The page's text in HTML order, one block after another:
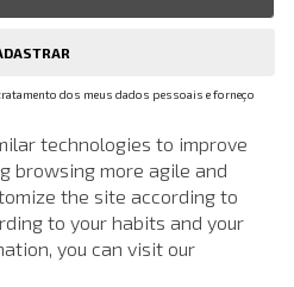
technologies to improve
browsing more agile and
the site according to
to your habits and your
you can visit our
dos meus dados pessoais e forneço